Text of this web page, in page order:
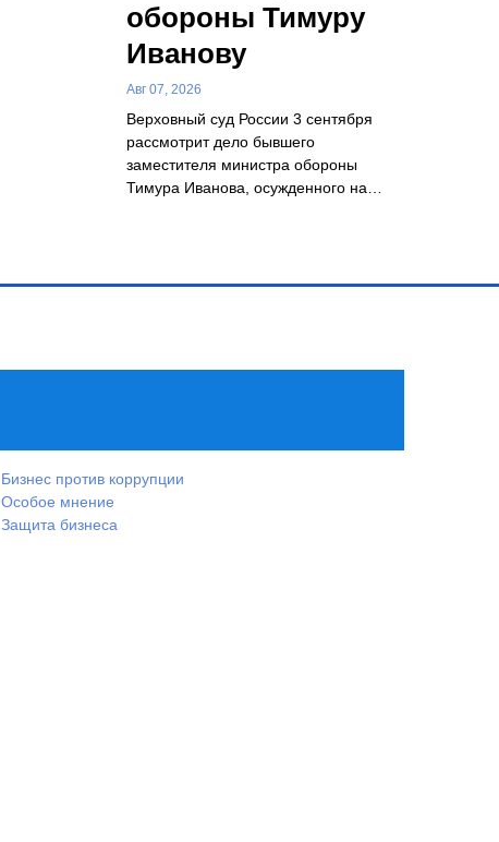
обороны Тимуру
Иванову
Авг 07, 2026
Верховный суд России 3 сентября
рассмотрит дело бывшего
заместителя министра обороны
Тимура Иванова, осужденного на…
Бизнес против коррупции
Особое мнение
Защита бизнеса